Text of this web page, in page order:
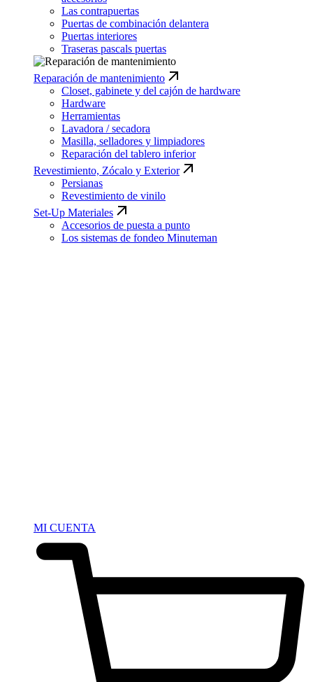
Las contrapuertas
Puertas de combinación delantera
Puertas interiores
Traseras pascals puertas
Reparación de mantenimiento
Closet, gabinete y del cajón de hardware
Hardware
Herramientas
Lavadora / secadora
Masilla, selladores y limpiadores
Reparación del tablero inferior
Revestimiento, Zócalo y Exterior
Persianas
Revestimiento de vinilo
Set-Up Materiales
Accesorios de puesta a punto
Los sistemas de fondeo Minuteman
MI CUENTA